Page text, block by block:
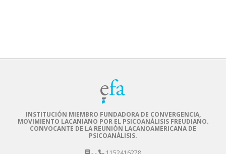
INSTITUCIÓN MIEMBRO FUNDADORA DE CONVERGENCIA,
MOVIMIENTO LACANIANO POR EL PSICOANÁLISIS FREUDIANO.
CONVOCANTE DE LA REUNIÓN LACANOAMERICANA DE
PSICOANÁLISIS.